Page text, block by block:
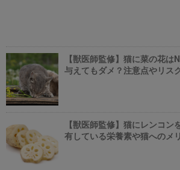
【獣医師監修】猫に菜の花
与えてもダメ？注意点やリス
【獣医師監修】猫にレンコ
有している栄養素や猫へのメ